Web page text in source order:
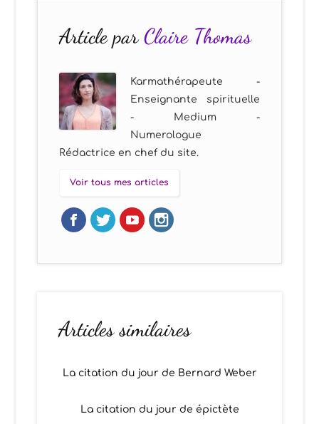
Article parClaire Thomas
Karmathérapeute -
Enseignante spirituelle
- Medium -
Numerologue
Rédactrice en chef du site.
Voir tous mes articles
Articles similaires
La citation du jour de Bernard Weber
La citation du jour de épictète